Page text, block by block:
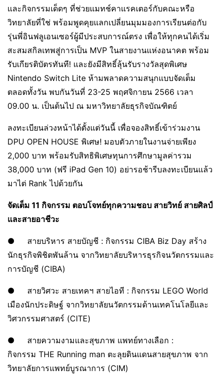
และกิจกรรมเด็ดๆ ที่ช่วยแมทช์คาแรคเตอร์กับคณะหรือ
วิทยาลัยที่ใช่ พร้อมพูดคุยแลกเปลี่ยนมุมมองการเรียนต่อกับ
รุ่นพี่อินฟลูเอนเซอร์ผู้มีประสบการณ์ตรง เพื่อให้ทุกคนได้เริ่ม
สะสมสกิลเทพสู่การเป็น MVP ในสายงานแห่งอนาคต พร้อม
รับเกียรติบัตรทันที! และยังมีสิทธิ์ลุ้นรับรางวัลสุดพิเศษ
Nintendo Switch Lite ห้ามพลาดความสนุกแบบจัดเต็ม
ตลอดทั้งวัน พบกันวันที่ 23-25 พฤศจิกายน 2566 เวลา
09.00 น. เป็นต้นไป ณ มหาวิทยาลัยธุรกิจบัณฑิตย์
ลงทะเบียนล่วงหน้าได้ตั้งแต่วันนี้ เพื่อจองสิทธิ์เข้าร่วมงาน
DPU OPEN HOUSE พิเศษ! มอบตัวภายในงานจ่ายเพียง
2,000 บาท พร้อมรับสิทธิพิเศษทุนการศึกษามูลค่ารวม
38,000 บาท (ฟรี iPad Gen 10) อย่ารอช้ารีบลงทะเบียนแล้ว
มาไต่ Rank ไปด้วยกัน
จัดเต็ม 11 กิจกรรม ตอบโจทย์ทุกความชอบ สายวิทย์ สายศิลป์
และสายอาชีวะ
● สายบริหาร สายบัญชี : กิจกรรม CIBA Biz Day สร้าง
นักธุรกิจพิชิตพันล้าน จากวิทยาลัยบริหารธุรกิจนวัตกรรมและ
การบัญชี (CIBA)
● สายวิศวะ สายเทคฯ สายไอที : กิจกรรม LEGO World
เมืองนักประดิษฐ์ จากวิทยาลัยนวัตกรรมด้านเทคโนโลยีและ
วิศวกรรมศาสตร์ (CITE)
● สายความงามและสุขภาพ แพทย์ทางเลือก :
กิจกรรม THE Running man ตะลุยดินแดนสายสุขภาพ จาก
วิทยาลัยการแพทย์บูรณาการ (CIM)